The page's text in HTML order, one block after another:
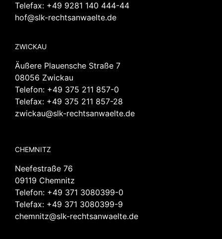
Telefax: +49 9281 140 444-44
hof@slk-rechtsanwaelte.de
ZWICKAU
Äußere Plauensche Straße 7
08056 Zwickau
Telefon: +49 375 211 857-0
Telefax: +49 375 211 857-28
zwickau@slk-rechtsanwaelte.de
CHEMNITZ
Neefestraße 76
09119 Chemnitz
Telefon: +49 371 3080399-0
Telefax: +49 371 3080399-9
chemnitz@slk-rechtsanwaelte.de